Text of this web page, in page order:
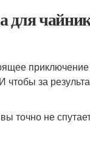
для
чтобы за
точно не